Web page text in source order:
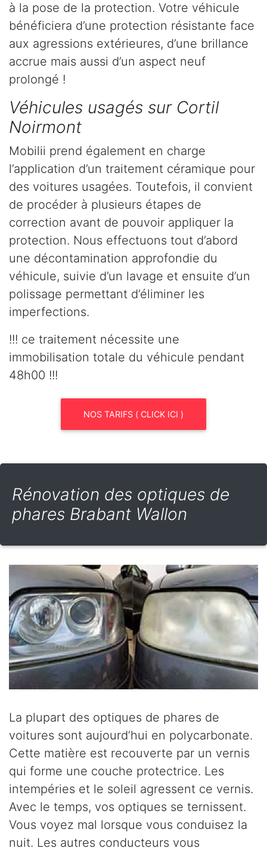
à la pose de la protection. Votre véhicule
bénéficiera d’une protection résistante face
aux agressions extérieures, d’une brillance
accrue mais aussi d’un aspect neuf
prolongé !
Véhicules usagés sur Cortil
Noirmont
Mobilii prend également en charge
l’application d’un traitement céramique pour
des voitures usagées. Toutefois, il convient
de procéder à plusieurs étapes de
correction avant de pouvoir appliquer la
protection. Nous effectuons tout d’abord
une décontamination approfondie du
véhicule, suivie d’un lavage et ensuite d’un
polissage permettant d’éliminer les
imperfections.
!!! ce traitement nécessite une
immobilisation totale du véhicule pendant
48h00 !!!
NOS TARIFS ( CLICK ICI )
Rénovation des optiques de
phares Brabant Wallon
La plupart des optiques de phares de
voitures sont aujourd’hui en polycarbonate.
Cette matière est recouverte par un vernis
qui forme une couche protectrice. Les
intempéries et le soleil agressent ce vernis.
Avec le temps, vos optiques se ternissent.
Vous voyez mal lorsque vous conduisez la
nuit. Les autres conducteurs vous